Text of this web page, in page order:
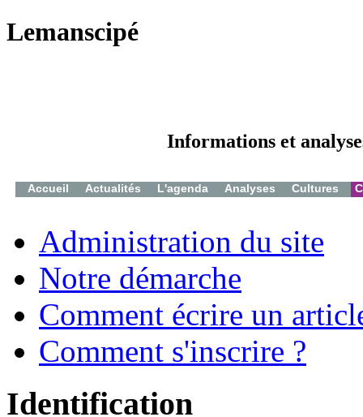
Lemanscipé
Informations et
Accueil Actualités L'agenda Analyses Cultures
Administration du site
Notre démarche
Comment écrire un
Comment s'inscrire ?
Identification